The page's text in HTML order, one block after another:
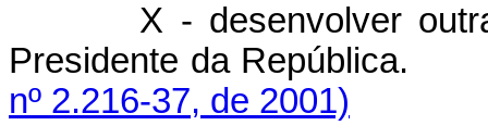
X - desenvolver outras
Presidente da
nº 2.216-37, de 2001)